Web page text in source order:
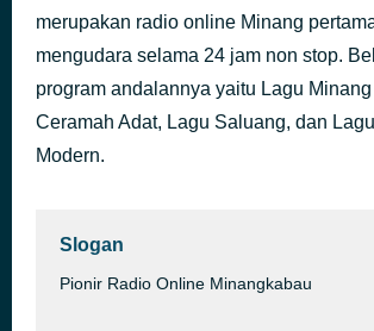
merupakan radio online Minang
mengudara selama 24 jam non stop.
program andalannya yaitu Lagu
Ceramah Adat, Lagu Saluang, dan
Modern.
Slogan
Pionir Radio Online Minangkabau